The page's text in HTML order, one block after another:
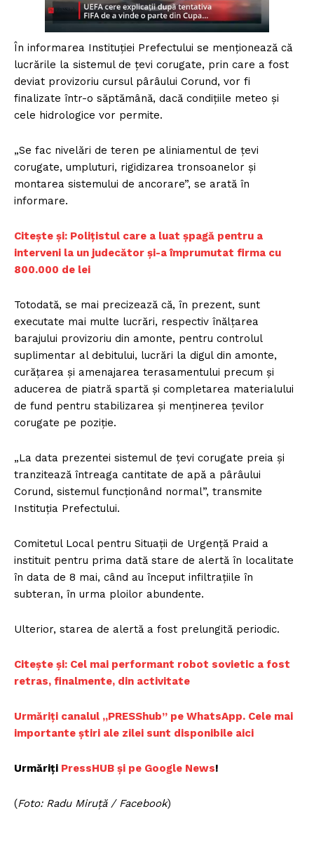
În informarea Instituţiei Prefectului se menţionează că
lucrările la sistemul de ţevi corugate, prin care a fost
deviat provizoriu cursul pârâului Corund, vor fi
finalizate într-o săptămână, dacă condiţiile meteo şi
cele hidrologice vor permite.
„Se fac nivelări de teren pe aliniamentul de ţevi
corugate, umpluturi, rigidizarea tronsoanelor şi
montarea sistemului de ancorare”, se arată în
informare.
Citește și: Polițistul care a luat șpagă pentru a
interveni la un judecător și-a împrumutat firma cu
800.000 de lei
Totodată, se mai precizează că, în prezent, sunt
executate mai multe lucrări, respectiv înălţarea
barajului provizoriu din amonte, pentru controlul
suplimentar al debitului, lucrări la digul din amonte,
curăţarea şi amenajarea terasamentului precum şi
aducerea de piatră spartă şi completarea materialului
de fund pentru stabilizarea şi menţinerea ţevilor
corugate pe poziţie.
„La data prezentei sistemul de ţevi corugate preia şi
tranzitează întreaga cantitate de apă a pârâului
Corund, sistemul funcţionând normal”, transmite
Instituţia Prefectului.
Comitetul Local pentru Situaţii de Urgenţă Praid a
instituit pentru prima dată stare de alertă în localitate
în data de 8 mai, când au început infiltraţiile în
subteran, în urma ploilor abundente.
Ulterior, starea de alertă a fost prelungită periodic.
Citește și: Cel mai performant robot sovietic a fost
retras, finalmente, din activitate
Urmăriți canalul „PRESShub” pe WhatsApp. Cele mai
importante știri ale zilei sunt disponibile aici
Urmăriți PressHUB și pe Google News!
(Foto: Radu Miruță / Facebook)